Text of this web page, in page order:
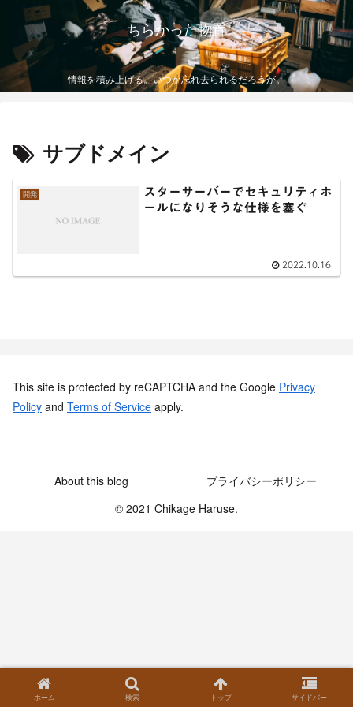
ちらかった物置
情報を積み上げる。いつか忘れ去られるだろうが。
サブドメイン
開発
スターサーバーでセキュリティホ
ールになりそうな仕様を塞ぐ
2022.10.16
This site is protected by reCAPTCHA and the Google Privacy
Policy and Terms of Service apply.
About this blog
プライバシーポリシー
© 2021 Chikage Haruse.
ホーム 検索 トップ サイドバー